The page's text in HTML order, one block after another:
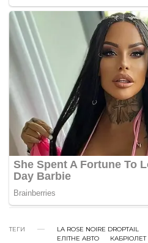
ТЕГИ LA ROSE NOIRE DROPTAIL
ЕЛІТНЕ АВТО
КАБРІОЛЕТ